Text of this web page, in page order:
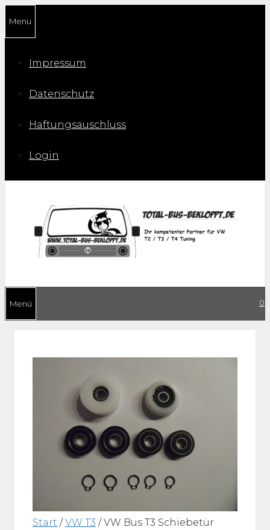
Inhalt
springen
Menu
Impressum
Datenschutz
Haftungsauschluss
Login
0
Menü
Start /VW T3 / VW Bus T3 Schiebetür